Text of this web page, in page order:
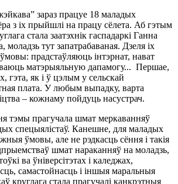
зараз працуе 18 маладых
з іх прыйшлі на працу сёлета. Аб гэтым
стала заатэхнік гаспадаркі Ганна
моладзь тут запатрабаваная. Дзеля іх
прадстаўляюць інтэрнат, нават
матэрыяльную дапамогу... Першае,
гэта, як і ў цэлым у сельскай
плата. У любым выпадку, варта
– кожнаму пойдуць насустрач.
тэмы прагучала шмат меркаванняў
спецыялістаў. Канешне, для маладых
ўмовы, але не рэдкасць сёння і такія
шмат нараканняў на моладзь,
ва ўніверсітэтах і каледжах,
самастойнасць і іншыя маральныя
круглага стала прагучалі канкрэтныя